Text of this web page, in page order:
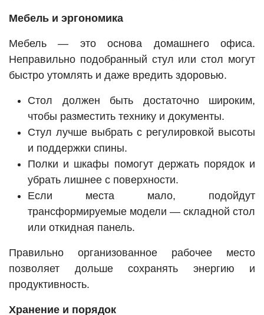
Мебель и эргономика
Мебель — это основа домашнего офиса.
Неправильно подобранный стул или стол могут
быстро утомлять и даже вредить здоровью.
Стол должен быть достаточно широким,
чтобы разместить технику и документы.
Стул лучше выбрать с регулировкой высоты
и поддержки спины.
Полки и шкафы помогут держать порядок и
убрать лишнее с поверхности.
Если места мало, подойдут
трансформируемые модели — складной стол
или откидная панель.
Правильно организованное рабочее место
позволяет дольше сохранять энергию и
продуктивность.
Хранение и порядок